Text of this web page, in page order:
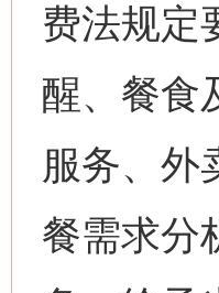
费法规定
醒、餐食
服务、外
餐需求分